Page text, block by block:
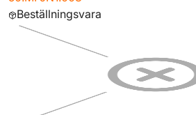
Beställningsvara